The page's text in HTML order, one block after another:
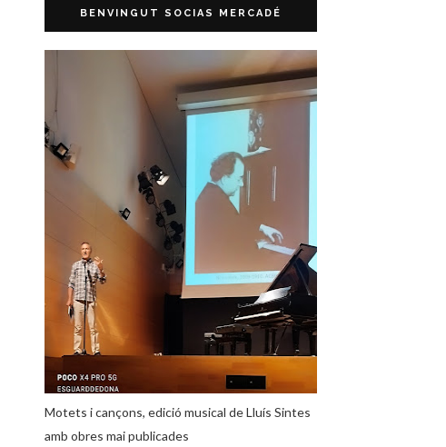
BENVINGUT SOCIAS MERCADÉ
Motets i cançons, edició musical de Lluís Sintes
amb obres mai publicades